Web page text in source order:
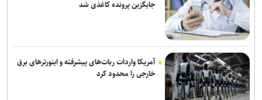
جایگزین پرونده کاغذی شد
آمریکا واردات ربات‌های پیشرفته و اینورترهای برق
خارجی را محدود کرد